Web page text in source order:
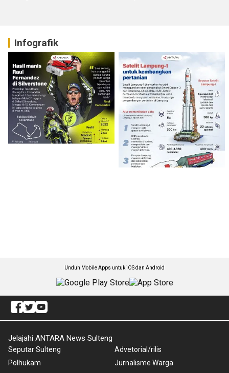
Infografik
Unduh Mobile Apps untuk iOS dan Android
Jelajahi ANTARA News Sulteng
Seputar Sulteng
Polhukam
Advetorial/rilis
Jurnalisme Warga